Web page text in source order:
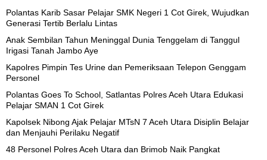
Polantas Karib Sasar Pelajar SMK Negeri 1 Cot Girek, Wujudkan
Generasi Tertib Berlalu Lintas
Anak Sembilan Tahun Meninggal Dunia Tenggelam di Tanggul
Irigasi Tanah Jambo Aye
Kapolres Pimpin Tes Urine dan Pemeriksaan Telepon Genggam
Personel
Polantas Goes To School, Satlantas Polres Aceh Utara Edukasi
Pelajar SMAN 1 Cot Girek
Kapolsek Nibong Ajak Pelajar MTsN 7 Aceh Utara Disiplin Belajar
dan Menjauhi Perilaku Negatif
48 Personel Polres Aceh Utara dan Brimob Naik Pangkat